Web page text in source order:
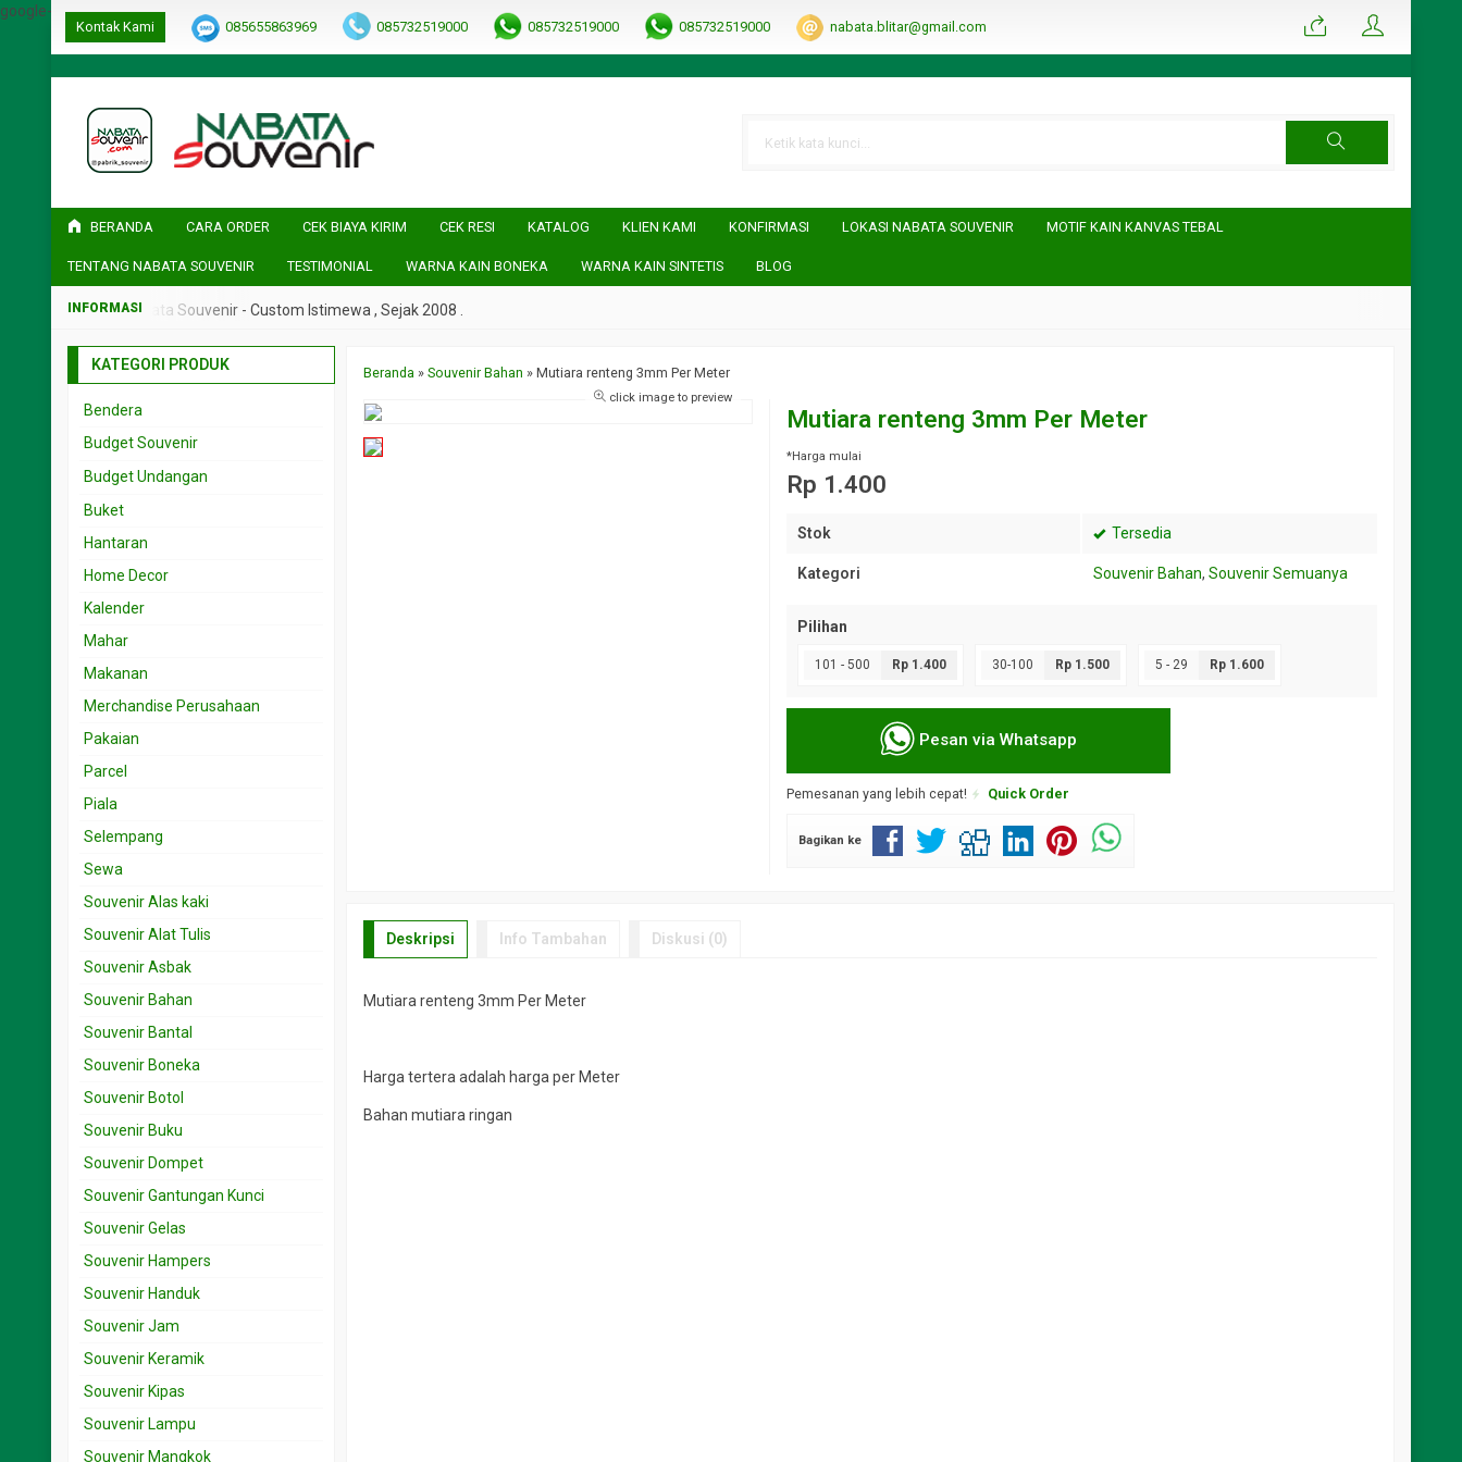
google-site-verification=ulGFAYaRwT3xFs4fCyDEYtZPCSlyYvbOPvhRRObUW-A
Kontak Kami 085655863969 085732519000 085732519000 085732519000 nabata.blitar@gmail.com
BERANDA CARA ORDER CEK BIAYA KIRIM CEK RESI KATALOG KLIEN KAMI KONFIRMASI LOKASI NABATA SOUVENIR MOTIF KAIN KANVAS TEBAL
TENTANG NABATA SOUVENIR TESTIMONIAL WARNA KAIN BONEKA WARNA KAIN SINTETIS BLOG
2008 . Nabata Souvenir - Custom Istimewa , Sejak 2008 .
Beranda »Souvenir Bahan »Mutiara renteng 3mm Per Meter
click image to preview
Mutiara renteng 3mm Per Meter
*Harga mulai
Rp 1.400
Stok Tersedia
Kategori Souvenir Bahan, Souvenir Semuanya
Pilihan
101 - 500 Rp 1.400 30-100 Rp 1.500 5 - 29 Rp 1.600
Pesan via Whatsapp
Pemesanan yang lebih cepat! Quick Order
Bagikan ke
Deskripsi Info Tambahan Diskusi (0)
Mutiara renteng 3mm Per Meter
Harga tertera adalah harga per Meter
Bahan mutiara ringan
KATEGORI PRODUK
Bendera
Budget Souvenir
Souvenir < 5rb
Souvenir 15.001 < 25 rb
Souvenir 25.001 < 50 rb
Souvenir 5.001 < 15 rb
Souvenir 50.001 < 100 rb
Budget Undangan
Undangan 1rb – 2rb
Undangan 2.001- 3rb
Undangan 3.001 – 5rb
Undangan 5.001 – 10rb
Undangan 501-999
Buket
Hantaran
Home Decor
Kalender
Mahar
Makanan
Merchandise Perusahaan
Pakaian
Parcel
Piala
Selempang
Sewa
Souvenir Alas kaki
Souvenir Alat Tulis
Souvenir Asbak
Souvenir Bahan
Souvenir Bantal
Souvenir Boneka
Souvenir Botol
Souvenir Buku
Souvenir Dompet
Souvenir Gantungan Kunci
Souvenir Gelas
Souvenir Hampers
Souvenir Handuk
Souvenir Jam
Souvenir Keramik
Souvenir Kipas
Souvenir Lampu
Souvenir Mangkok